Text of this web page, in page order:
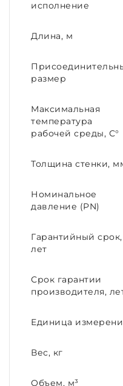
исполнение
Длина, м
размер
Максимальная
температура
рабочей среды, С°
Толщина стенки,
Номинальное
давление (PN)
Гарантийный срок,
лет
Срок гарантии
производителя,
Единица
Вес, кг
Объем, м³